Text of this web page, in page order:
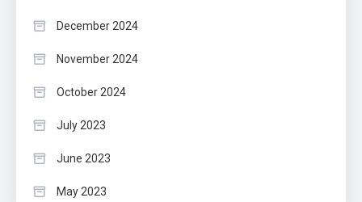
December 2024
November 2024
October 2024
July 2023
June 2023
May 2023